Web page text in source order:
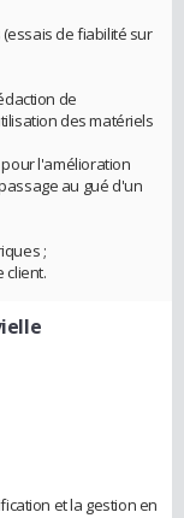
de fiabilité sur
de
des matériels
l'amélioration
au gué d'un
;
client.
et la gestion en